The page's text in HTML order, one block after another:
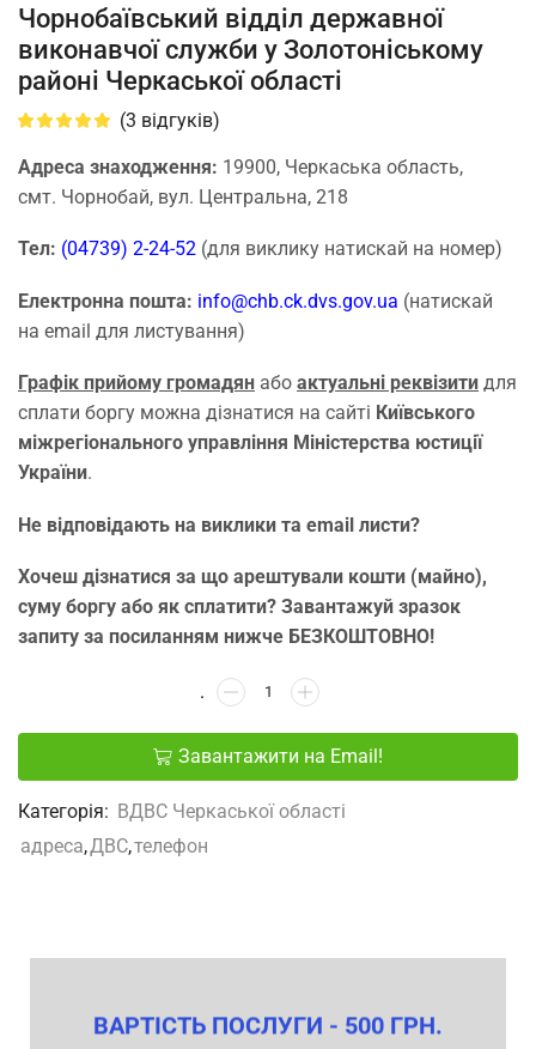
Чорнобаївський відділ державної
виконавчої служби у Золотоніському
районі Черкаської області
(3 відгуків)
Адреса знаходження: 19900, Черкаська область,
смт. Чорнобай, вул. Центральна, 218
Тел: (04739) 2-24-52 (для виклику натискай на номер)
Електронна пошта: info@chb.ck.dvs.gov.ua (натискай
на email для листування)
Графік прийому громадян або актуальні реквізити для
сплати боргу можна дізнатися на сайті Київського
міжрегіонального управління Міністерства юстиції
України.
Не відповідають на виклики та email листи?
Хочеш дізнатися за що арештували кошти (майно),
суму боргу або як сплатити? Завантажуй зразок
запиту за посиланням нижче БЕЗКОШТОВНО!
Завантажити на Email!
Категорія: ВДВС Черкаської області
адреса,ДВС,телефон
ВАРТІСТЬ ПОСЛУГИ - 500 ГРН.